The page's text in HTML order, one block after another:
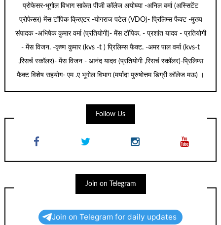
प्रोफेसर-भूगोल विभाग साकेत पीजी कॉलेज अयोघ्या -अनिल वर्मा (अस्सिटेंट
प्रोफेसर) मेंस टॉपिक क्रिएटर -योगराज पटेल (VDO)- प्रिलिम्स फैक्ट -मुख्य
संपादक -अभिषेक कुमार वर्मा (प्रतियोगी)- मेंस टॉपिक. - प्रशांत यादव - प्रतियोगी
- मेंस विजन. -कृष्ण कुमार (kvs -t ) प्रिलिम्स फैक्ट. -अमर पाल वर्मा (kvs-t
,रिसर्च स्कॉलर)- मेंस विजन - आनंद यादव (प्रतियोगी ,रिसर्च स्कॉलर)-प्रिलिम्स
फैक्ट विशेष सहयोग- एम .ए भूगोल विभाग (मर्यादा पुरुषोत्तम डिग्री कॉलेज मऊ) ।
Follow Us
Join on Telegram
Join on Telegram for daily updates